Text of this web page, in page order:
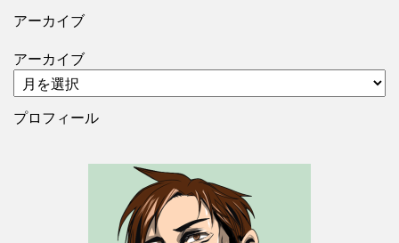
アーカイブ
アーカイブ
プロフィール